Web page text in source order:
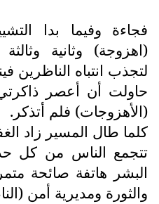
فجاءة وفيما بدا
(اهزوجة) وثانية
لتجذب انتباه الناظرين
حاولت أن أعصر
(الأهزوجات) فلم أتذكر.
كلما طال المسير زاد
تتجمع الناس من كل
البشر هاتفة صائحة
والثورة ومديرية أمن